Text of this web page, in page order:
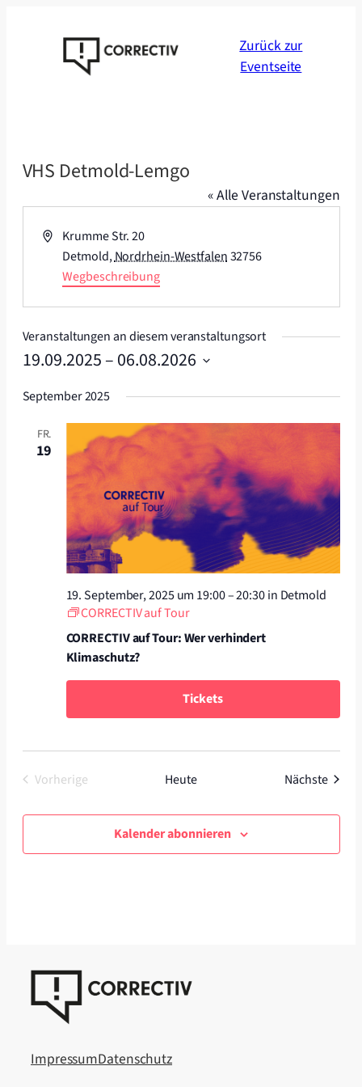
Zurück zur
Eventseite
VHS Detmold-Lemgo
« Alle Veranstaltungen
AdresseKrumme Str. 20
Detmold,Nordrhein-Westfalen32756
Wegbeschreibung
Veranstaltungen an diesem veranstaltungsort
19.09.2025 – 06.08.2026
wählen.
September 2025
FR.
19
19. September, 2025 um 19:00–20:30in Detmold
CORRECTIV auf Tour
CORRECTIV auf Tour: Wer verhindert
Klimaschutz?
Tickets
Vorherige
Heute Nächste
Kalender abonnieren
ImpressumDatenschutz